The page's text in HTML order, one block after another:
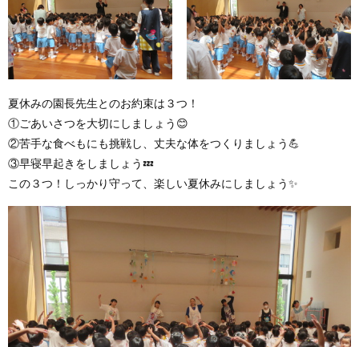
夏休みの園長先生とのお約束は３つ！
①ごあいさつを大切にしましょう😊
②苦手な食べもにも挑戦し、丈夫な体をつくりましょう💪
③早寝早起きをしましょう💤
この３つ！しっかり守って、楽しい夏休みにしましょう✨